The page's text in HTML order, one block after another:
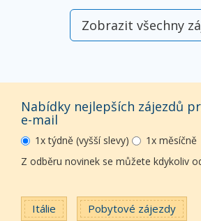
Zobrazit všechny
Nabídky nejlepších zájezdů
e-mail
1x týdně (vyšší slevy)
1x měsíčně
Z odběru novinek se můžete kdykoliv
Itálie Pobytové zájezdy